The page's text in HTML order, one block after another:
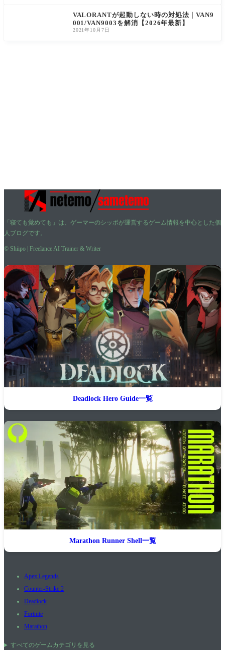
VALORANTが起動しない時の対処法｜VAN9
001/VAN9003を解消【2026年最新】
2021年10月7日
「寝ても覚めても」は、ゲーマーのシッポが運営するゲーム情報を中心とした個
人ブログです。
© Shiipo | Freelance AI Trainer & Writer
Deadlock Hero Guide一覧
Marathon Runner Shell一覧
Apex Legends
Counter-Strike 2
Deadlock
Fortnite
Marathon
すべてのゲームカテゴリを見る